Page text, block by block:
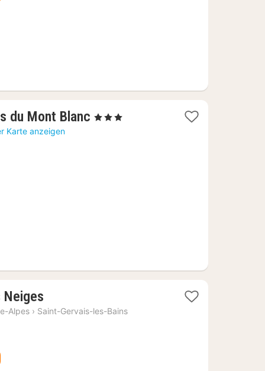
du Mont Blanc 1
, 3 Sterne
Karte anzeigen
Neiges
Nacht
Alpes › Saint-Gervais-les-Bains